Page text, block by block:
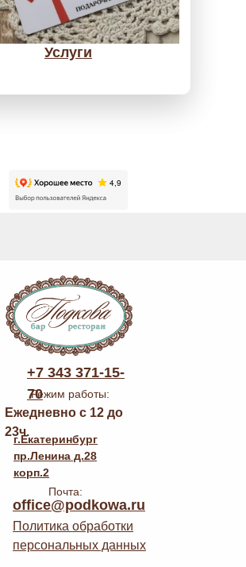
Услуги
Политика обработки
персональных данных
Режим работы:
г.Екатеринбург
пр.Ленина д.28
корп.2
office@podkowa.ru
Ежедневно с 12 до
23ч.
Почта:
+7 343 371-15-
70